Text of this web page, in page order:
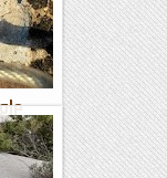
uns